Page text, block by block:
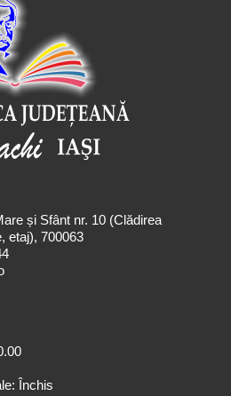
și Sfânt nr. 10 (Clădirea
etaj), 700063
Închis